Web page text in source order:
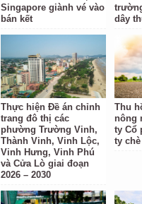
Singapore giành vé vào
bán kết
dây
Thực hiện Đề án chỉnh
trang đô thị các
phường Trường Vinh,
Thành Vinh, Vinh Lộc,
Vinh Hưng, Vinh Phú
và Cửa Lò giai đoạn
2026 – 2030
Thu
nông
ty Cổ
ty